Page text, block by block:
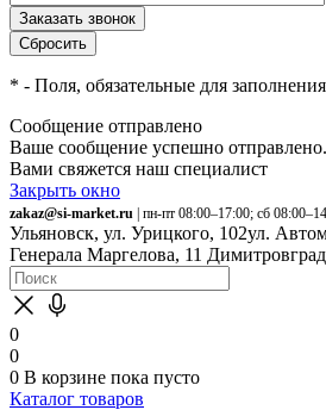
* - Поля, обязательные для заполнения
Сообщение отправлено
Ваше сообщение успешно
Вами свяжется наш специалист
Закрыть окно
zakaz@si-market.ru | пн-пт 08:00–17:00; сб
Ульяновск, ул. Урицкого, 102ул.
Генерала Маргелова, 11
0
0
0 В корзине пока пусто
Каталог товаров